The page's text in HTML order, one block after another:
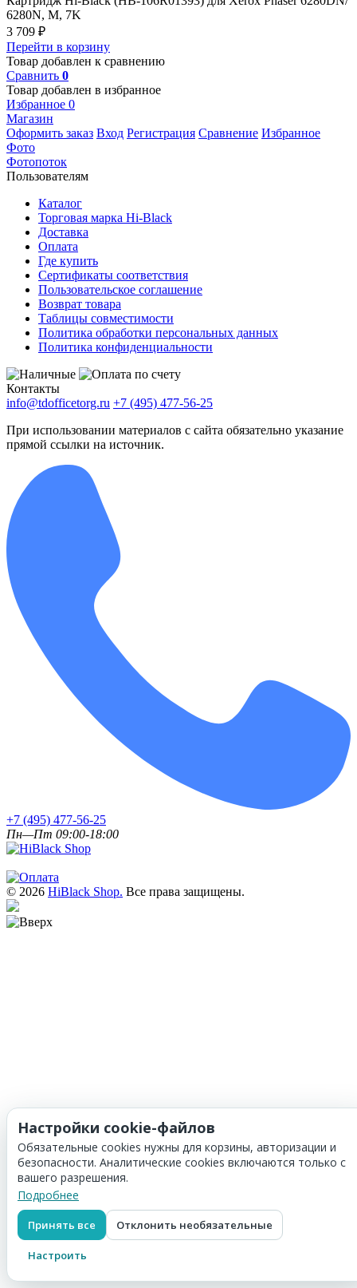
6280N, M, 7K
3 709 ₽
Перейти в корзину
Товар добавлен к сравнению
Сравнить 0
Товар добавлен в избранное
Избранное 0
Магазин
Оформить заказ Вход Регистрация Сравнение Избранное
Фото
Фотопоток
Пользователям
Каталог
Торговая марка Hi-Black
Доставка
Оплата
Где купить
Сертификаты соответствия
Пользовательское соглашение
Возврат товара
Таблицы совместимости
Политика обработки персональных данных
Политика конфиденциальности
Контакты
info@tdofficetorg.ru +7 (495) 477-56-25
При использовании материалов с сайта обязательно указание
прямой ссылки на источник.
+7 (495) 477-56-25
Пн—Пт 09:00-18:00
© 2026 HiBlack Shop. Все права защищены.
Настройки cookie-файлов
Обязательные cookies нужны для корзины, авторизации и
безопасности. Аналитические cookies включаются только с
вашего разрешения.
Подробнее
Принять все Отклонить необязательные
Настроить